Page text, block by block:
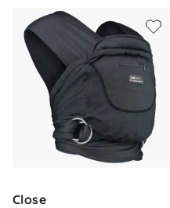
Close